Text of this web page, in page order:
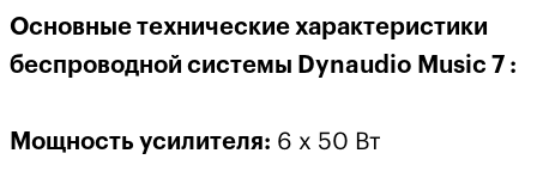
Основные технические характеристики
беспроводной системы Dynaudio Music 7 :
Мощность усилителя: 6 x 50 Вт